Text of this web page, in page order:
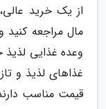
از یک خرید
مال مراجعه
وعده غذایی
غذاهای لذیذ و
قیمت مناسب